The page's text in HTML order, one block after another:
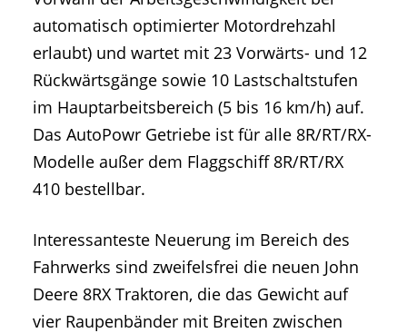
automatisch optimierter Motordrehzahl
erlaubt) und wartet mit 23 Vorwärts- und 12
Rückwärtsgänge sowie 10 Lastschaltstufen
im Hauptarbeitsbereich (5 bis 16 km/h) auf.
Das AutoPowr Getriebe ist für alle 8R/RT/RX-
Modelle außer dem Flaggschiff 8R/RT/RX
410 bestellbar.
Interessanteste Neuerung im Bereich des
Fahrwerks sind zweifelsfrei die neuen John
Deere 8RX Traktoren, die das Gewicht auf
vier Raupenbänder mit Breiten zwischen